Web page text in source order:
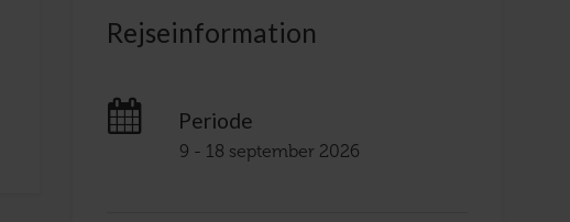
Rejseinformation
Periode
9 - 18 september 2026